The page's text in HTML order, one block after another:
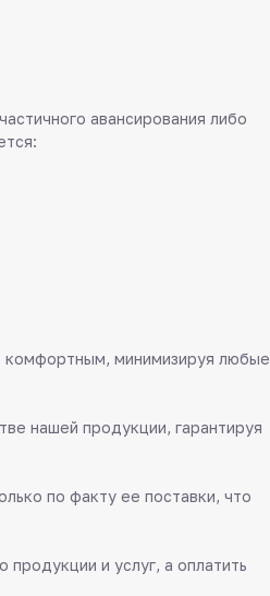
авансирования либо
комфортным, минимизируя любые
нашей продукции, гарантируя
по факту ее поставки, что
и услуг, а оплатить